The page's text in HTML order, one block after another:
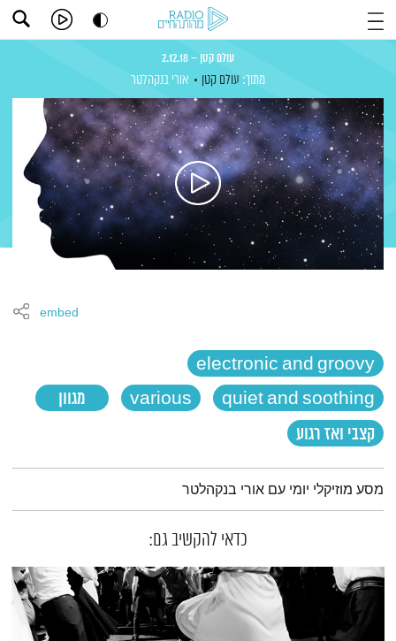
עולם קטן – 2.12.18
מתוך: עולם קטן אורי בנקהלטר
electronic and groovy
quiet and soothing
various
מגוון
קצבי ואז רגוע
embed
תמצית הפודקאסט
מסע מוזיקלי יומי עם אורי בנקהלטר
כדאי להקשיב גם: